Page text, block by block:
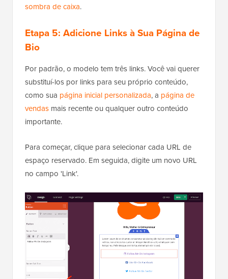
sombra de caixa.
Etapa 5: Adicione Links à Sua Página de
Bio
Por padrão, o modelo tem três links. Você vai querer
substituí-los por links para seu próprio conteúdo,
como sua página inicial personalizada, a página de
vendas mais recente ou qualquer outro conteúdo
importante.
Para começar, clique para selecionar cada URL de
espaço reservado. Em seguida, digite um novo URL
no campo 'Link'.